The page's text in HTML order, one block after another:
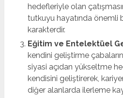
hedefleriyle olan
tutkuyu hayatında önemli
karakterdir.
Eğitim ve Entelektüel
kendini geliştirme
siyasi açıdan yükseltme
kendisini geliştirerek,
diğer alanlarda ilerleme